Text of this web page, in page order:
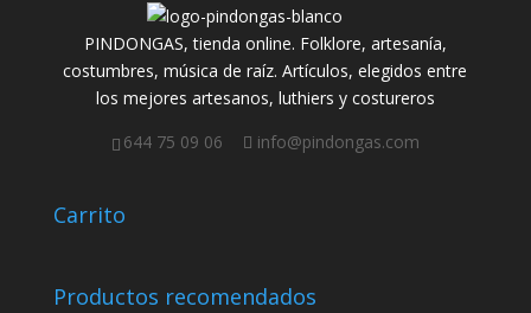
PINDONGAS, tienda online. Folklore, artesanía,
costumbres, música de raíz. Artículos, elegidos entre
los mejores artesanos, luthiers y costureros
644 75 09 06
info@pindongas.com
Carrito
Productos recomendados